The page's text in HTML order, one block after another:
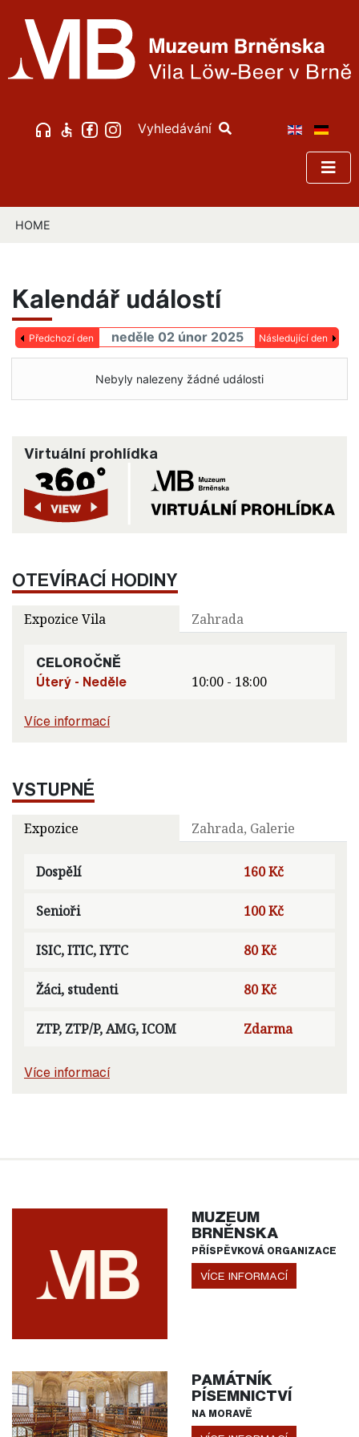
Vyhledávání
HOME
Kalendář událostí
Předchozí den neděle 02 únor 2025 Následující den
Nebyly nalezeny žádné události
Virtuální prohlídka
OTEVÍRACÍ HODINY
Expozice Vila Zahrada
CELOROČNĚ
Úterý - Neděle
10:00 - 18:00
Více informací
VSTUPNÉ
Expozice Zahrada, Galerie
Dospělí 160 Kč
Senioři 100 Kč
ISIC, ITIC, IYTC 80 Kč
Žáci, studenti 80 Kč
ZTP, ZTP/P, AMG, ICOM Zdarma
Více informací
MUZEUM
BRNĚNSKA
PŘÍSPĚVKOVÁ ORGANIZACE
VÍCE INFORMACÍ
PAMÁTNÍK
PÍSEMNICTVÍ
NA MORAVĚ